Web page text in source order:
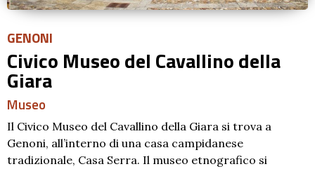
GENONI
Civico Museo del Cavallino della
Giara
Museo
Il Civico Museo del Cavallino della Giara si trova a
Genoni, all’interno di una casa campidanese
tradizionale, Casa Serra. Il museo etnografico si